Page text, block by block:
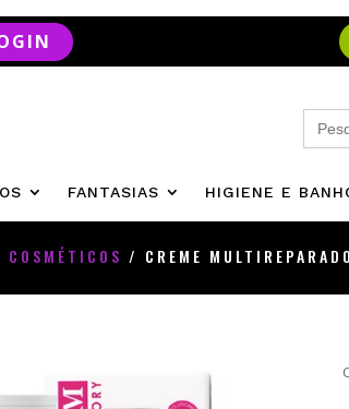
Search
for:
FANTASIAS HIGIENE E
COSMÉTICOS / CREME